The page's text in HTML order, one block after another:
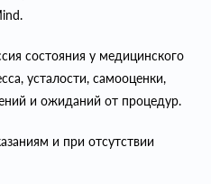
состояния у медицинского
усталости, самооценки,
и ожиданий от процедур.
и при отсутствии